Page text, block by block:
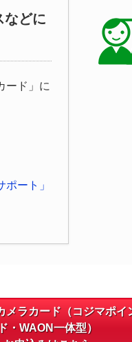
などに
ード」に
ポート」
メラカード（コジマポイ
ド・WAON一体型）